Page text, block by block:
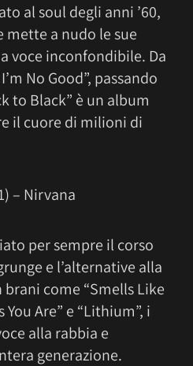
al soul degli anni ’60,
mette a nudo le sue
voce inconfondibile. Da
No Good”, passando
to Black” è un album
il cuore di milioni di
– Nirvana
per sempre il corso
e l’alternative alla
come “Smells Like
You Are” e “Lithium”, i
alla rabbia e
generazione.